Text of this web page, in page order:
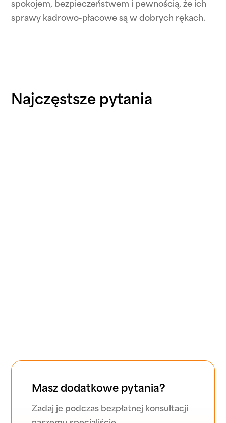
spokojem, bezpieczeństwem i pewnością, że ich
sprawy kadrowo-płacowe są w dobrych rękach.
Najczęstsze pytania
Masz dodatkowe pytania?
Zadaj je podczas bezpłatnej konsultacji